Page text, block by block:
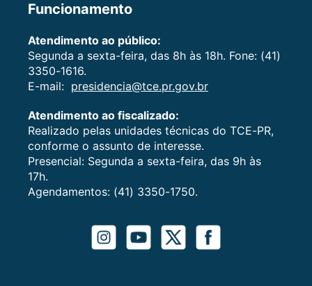
Funcionamento
Atendimento ao público:
Segunda a sexta-feira, das 8h às 18h. Fone: (41)
3350-1616.
E-mail: presidencia@tce.pr.gov.br
Atendimento ao fiscalizado:
Realizado pelas unidades técnicas do TCE-PR,
conforme o assunto de interesse.
Presencial: Segunda a sexta-feira, das 9h às
17h.
Agendamentos: (41) 3350-1750.